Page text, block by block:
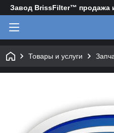
Завод BrissFilter™ продажа
Товары и услуги